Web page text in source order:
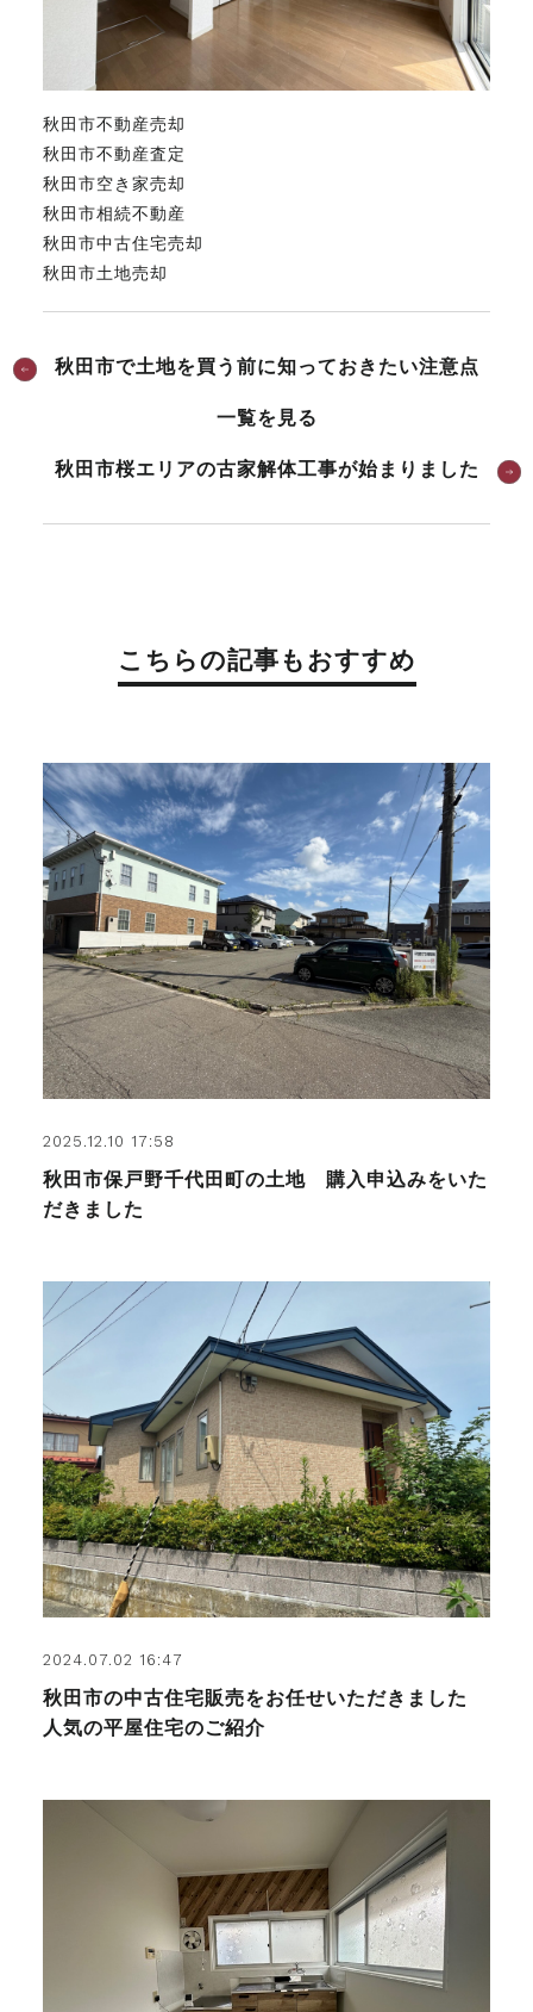
秋田市不動産売却
秋田市不動産査定
秋田市空き家売却
秋田市相続不動産
秋田市中古住宅売却
秋田市土地売却
秋田市で土地を買う前に知っておきたい注意点
一覧を見る
秋田市桜エリアの古家解体工事が始まりました
こちらの記事もおすすめ
2025.12.10 17:58
秋田市保戸野千代田町の土地 購入申込みをいた
だきました
2024.07.02 16:47
秋田市の中古住宅販売をお任せいただきました
人気の平屋住宅のご紹介